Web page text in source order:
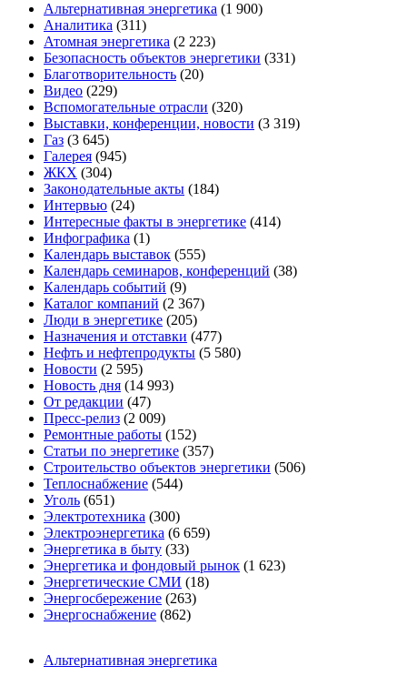
Альтернативная энергетика (1 900)
Аналитика (311)
Атомная энергетика (2 223)
Безопасность объектов энергетики (331)
Благотворительность (20)
Видео (229)
Вспомогательные отрасли (320)
Выставки, конференции, новости (3 319)
Газ (3 645)
Галерея (945)
ЖКХ (304)
Законодательные акты (184)
Интервью (24)
Интересные факты в энергетике (414)
Инфографика (1)
Календарь выставок (555)
Календарь семинаров, конференций (38)
Календарь событий (9)
Каталог компаний (2 367)
Люди в энергетике (205)
Назначения и отставки (477)
Нефть и нефтепродукты (5 580)
Новости (2 595)
Новость дня (14 993)
От редакции (47)
Пресс-релиз (2 009)
Ремонтные работы (152)
Статьи по энергетике (357)
Строительство объектов энергетики (506)
Теплоснабжение (544)
Уголь (651)
Электротехника (300)
Электроэнергетика (6 659)
Энергетика в быту (33)
Энергетика и фондовый рынок (1 623)
Энергетические СМИ (18)
Энергосбережение (263)
Энергоснабжение (862)
Альтернативная энергетика